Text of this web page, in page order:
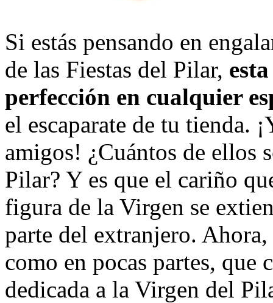
Si estás pensando en
de las Fiestas del Pilar,
perfección en cualquier
el escaparate de tu tienda.
amigos! ¿Cuántos de ellos
Pilar? Y es que el cariño
figura de la Virgen se
parte del extranjero.
como en pocas partes, que
dedicada a la Virgen del